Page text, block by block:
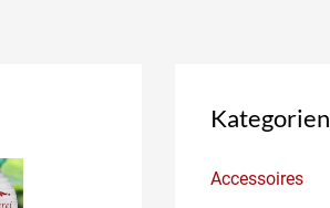
Kategorien
Accessoires